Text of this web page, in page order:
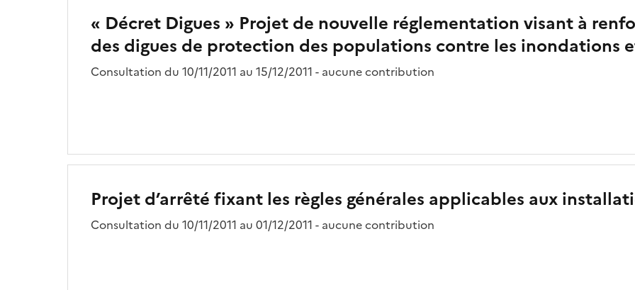
« Décret Digues » Projet de nouvelle réglementation visant à
des digues de protection des populations contre les inondations
Consultation du 10/11/2011 au 15/12/2011 - aucune contribution
Projet d’arrêté fixant les règles générales applicables aux
Consultation du 10/11/2011 au 01/12/2011 - aucune contribution